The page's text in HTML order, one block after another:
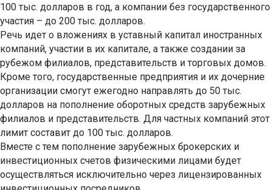
100 тыс. долларов в год, а компании без государственного
участия – до 200 тыс. долларов.
Речь идет о вложениях в уставный капитал иностранных
компаний, участии в их капитале, а также создании за
рубежом филиалов, представительств и торговых домов.
Кроме того, государственные предприятия и их дочерние
организации смогут ежегодно направлять до 50 тыс.
долларов на пополнение оборотных средств зарубежных
филиалов и представительств. Для частных компаний этот
лимит составит до 100 тыс. долларов.
Вместе с тем пополнение зарубежных брокерских и
инвестиционных счетов физическими лицами будет
осуществляться исключительно через лицензированных